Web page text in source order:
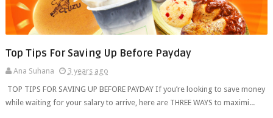
Top Tips For Saving Up Before Payday
Ana Suhana
3 years ago
TOP TIPS FOR SAVING UP BEFORE PAYDAY If you’re looking to save money
while waiting for your salary to arrive, here are THREE WAYS to maximi...